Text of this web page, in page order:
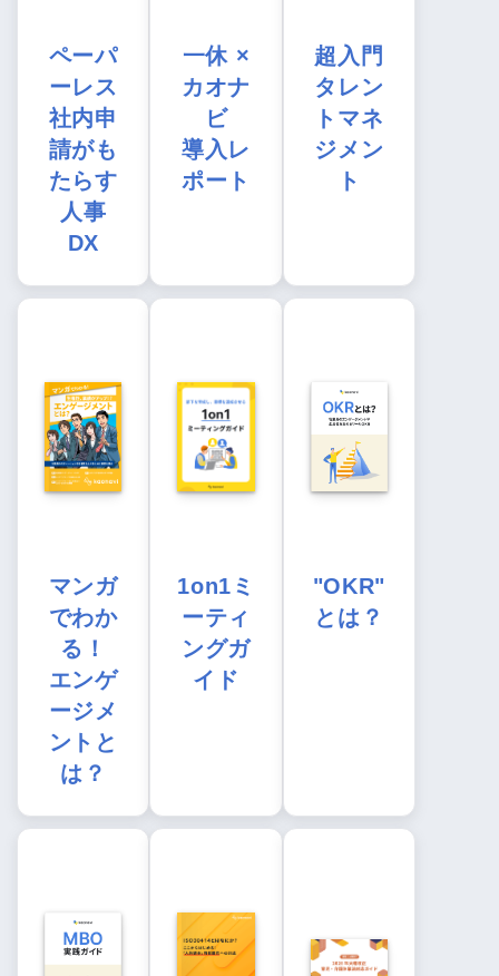
ペーパ
ーレス
社内申
請がも
たらす
人事
DX
一休 ×
カオナ
ビ
導入レ
ポート
超入門
タレン
トマネ
ジメン
ト
マンガ
でわか
る！
エンゲ
ージメ
ントと
は？
1on1ミ
ーティ
ングガ
イド
"OKR"
とは？